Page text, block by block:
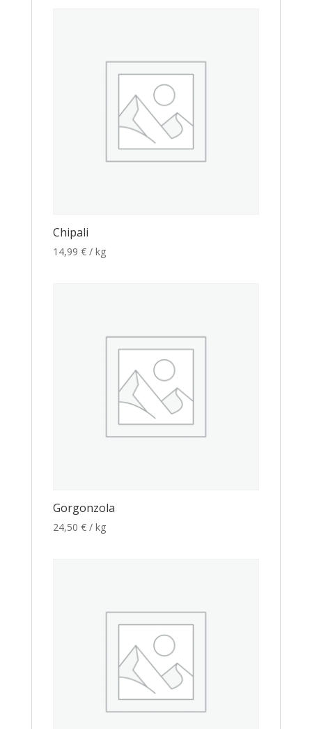
Chipali
14,99 € / kg
Gorgonzola
24,50 € / kg